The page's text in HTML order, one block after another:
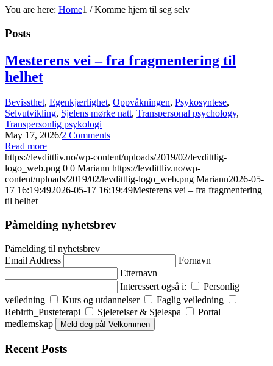
You are here: Home1 / Komme hjem til seg selv
Posts
Mesterens vei – fra fragmentering til
helhet
Bevissthet, Egenkjærlighet, Oppvåkningen, Psykosyntese,
Selvutvikling, Sjelens mørke natt, Transpersonal psychology,
Transpersonlig psykologi
May 17, 2026/2 Comments
Read more
https://levdittliv.no/wp-content/uploads/2019/02/levdittlig-
logo_web.png 0 0 Mariann https://levdittliv.no/wp-
content/uploads/2019/02/levdittlig-logo_web.png Mariann2026-05-
17 16:19:492026-05-17 16:19:49Mesterens vei – fra fragmentering
til helhet
Påmelding nyhetsbrev
Påmelding til nyhetsbrev
Email Address
Fornavn
Etternavn
Interessert også i:
Personlig
veiledning
Kurs og utdannelser
Faglig veiledning
Rebirth_Pusteterapi
Sjelereiser & Sjelespa
Portal
medlemskap
Meld deg på! Velkommen
Recent Posts